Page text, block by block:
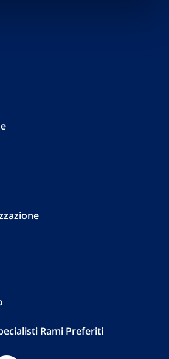
Rami Preferiti